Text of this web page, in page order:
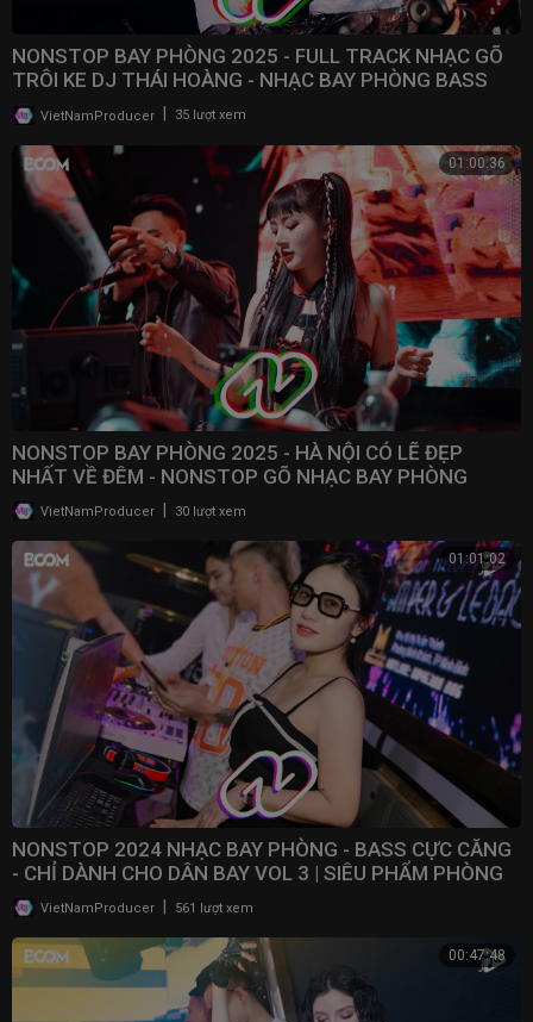
NONSTOP BAY PHÒNG 2025 - FULL TRACK NHẠC GÕ
TRÔI KE DJ THÁI HOÀNG - NHẠC BAY PHÒNG BASS
CWCH MẠNH
VietNamProducer 35 lượt xem
01:00:36
NONSTOP BAY PHÒNG 2025 - HÀ NỘI CÓ LẼ ĐẸP
NHẤT VỀ ĐÊM - NONSTOP GÕ NHẠC BAY PHÒNG
BASS CỰC MẠNH 2025
VietNamProducer 30 lượt xem
01:01:02
NONSTOP 2024 NHẠC BAY PHÒNG - BASS CỰC CĂNG
- CHỈ DÀNH CHO DÂN BAY VOL 3 | SIÊU PHẨM PHÒNG
BAY 2024
VietNamProducer 561 lượt xem
00:47:48